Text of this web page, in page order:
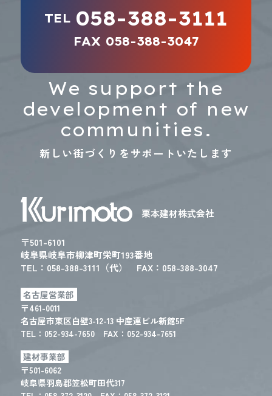
TEL 058-388-3111
FAX 058-388-3047
We support the
development of new
communities.
新しい街づくりをサポートいたします
栗本建材株式会社
〒501-6101
岐阜県岐阜市柳津町栄町193番地
TEL： 058-388-3111（代） FAX：058-388-3047
名古屋営業部
〒461-0011
名古屋市東区白壁3-12-13 中産連ビル新館5F
TEL： 052-934-7650
FAX：052-934-7651
建材事業部
〒501-6062
岐阜県羽島郡笠松町田代317